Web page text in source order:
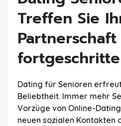
Treffen Sie
Dating für Senioren
Beliebtheit. Immer mehr
Vorzüge von Online-
neuen sozialen